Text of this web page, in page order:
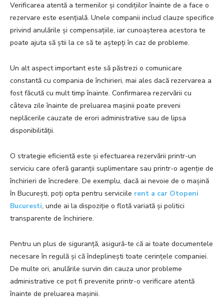
Verificarea atentă a termenilor și condițiilor înainte de a face o
rezervare este esențială. Unele companii includ clauze specifice
privind anulările și compensațiile, iar cunoașterea acestora te
poate ajuta să știi la ce să te aștepți în caz de probleme.
Un alt aspect important este să păstrezi o comunicare
constantă cu compania de închirieri, mai ales dacă rezervarea a
fost făcută cu mult timp înainte. Confirmarea rezervării cu
câteva zile înainte de preluarea mașinii poate preveni
neplăcerile cauzate de erori administrative sau de lipsa
disponibilității.
O strategie eficientă este și efectuarea rezervării printr-un
serviciu care oferă garanții suplimentare sau printr-o agenție de
închirieri de încredere. De exemplu, dacă ai nevoie de o mașină
în București, poți opta pentru serviciile rent a car Otopeni
Bucuresti, unde ai la dispoziție o flotă variată și politici
transparente de închiriere.
Pentru un plus de siguranță, asigură-te că ai toate documentele
necesare în regulă și că îndeplinești toate cerințele companiei.
De multe ori, anulările survin din cauza unor probleme
administrative ce pot fi prevenite printr-o verificare atentă
înainte de preluarea mașinii.